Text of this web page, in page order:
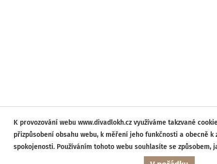
K provozování webu www.divadlokh.cz využíváme takzvané
přizpůsobení obsahu webu, k měření jeho funkčnosti a obecně
spokojenosti. Používáním tohoto webu souhlasíte se způsobem,